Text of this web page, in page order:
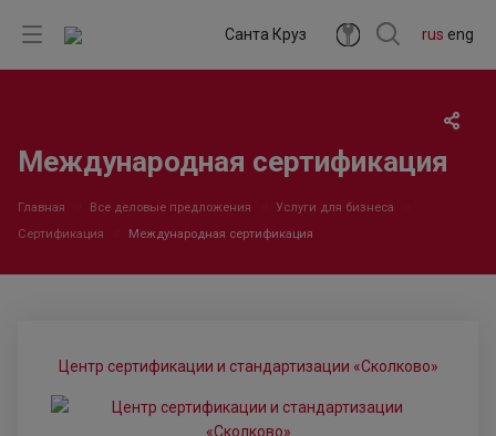
rus eng
Санта Круз
Международная сертификация
Главная Все деловые предложения
Услуги для бизнеса
Сертификация
Международная сертификация
Центр сертификации и стандартизации «Сколково»